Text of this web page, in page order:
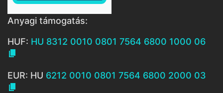
Anyagi támogatás:
HUF: HU 8312 0010 0801 7564 6800 1000 06

EUR: HU 6212 0010 0801 7564 6800 2000 03
